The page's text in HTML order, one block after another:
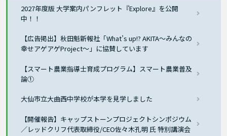
2027年度版 大学案内パンフレット『Explore』を公開
中！！
【広告掲出】秋田魁新報社「What’s up!? AKITA～みんなの
幸せアゲアゲProject～」に協賛しています
【スマート農業指導士育成プログラム】スマート農業普及
論①
大仙市立大曲西中学校が本学を見学しました
【開催報告】キャップストーンプロジェクトシンポジウム
／レッドクリフ代表取締役/CEO佐々木孔明 氏 特別講演会